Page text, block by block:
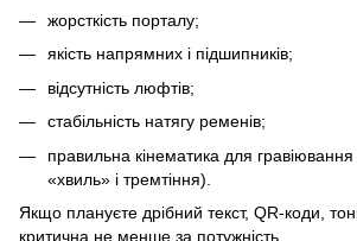
жорсткість порталу;
якість напрямних і підшипників;
відсутність люфтів;
стабільність натягу ременів;
правильна кінематика для
«хвиль» і тремтіння).
Якщо плануєте дрібний текст, QR-коди,
критична не менше за потужність.